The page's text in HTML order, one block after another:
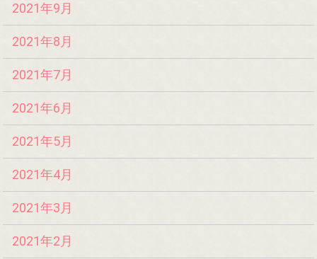
2021年9月
2021年8月
2021年7月
2021年6月
2021年5月
2021年4月
2021年3月
2021年2月